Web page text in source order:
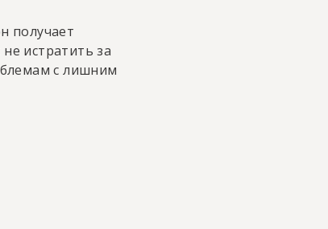
получает
истратить за
с лишним